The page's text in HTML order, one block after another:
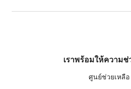
เราพร้อมให้ความช่
ศูนย์ช่วยเหลือ